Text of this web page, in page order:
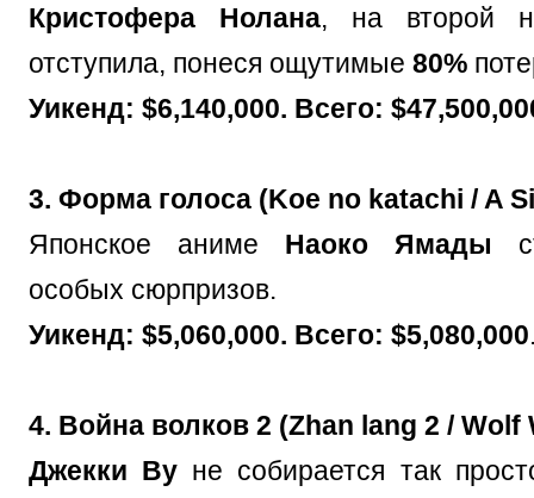
Кристофера Нолана, на второй
отступила, понеся ощутимые 80%
Уикенд: $6,140,000. Всего:
3. Форма голоса (Koe no katachi / A
Японское аниме Наоко Ямады
особых сюрпризов.
Уикенд: $5,060,000. Всего: $5,080,000
4. Война волков 2 (Zhan lang 2 / Wolf
Джекки Ву не собирается так